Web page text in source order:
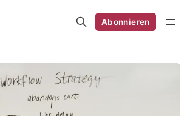
Abonnieren